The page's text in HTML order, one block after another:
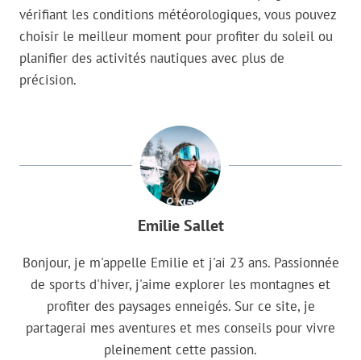
vérifiant les conditions météorologiques, vous pouvez
choisir le meilleur moment pour profiter du soleil ou
planifier des activités nautiques avec plus de
précision.
Emilie Sallet
Bonjour, je m'appelle Emilie et j'ai 23 ans. Passionnée
de sports d'hiver, j'aime explorer les montagnes et
profiter des paysages enneigés. Sur ce site, je
partagerai mes aventures et mes conseils pour vivre
pleinement cette passion.